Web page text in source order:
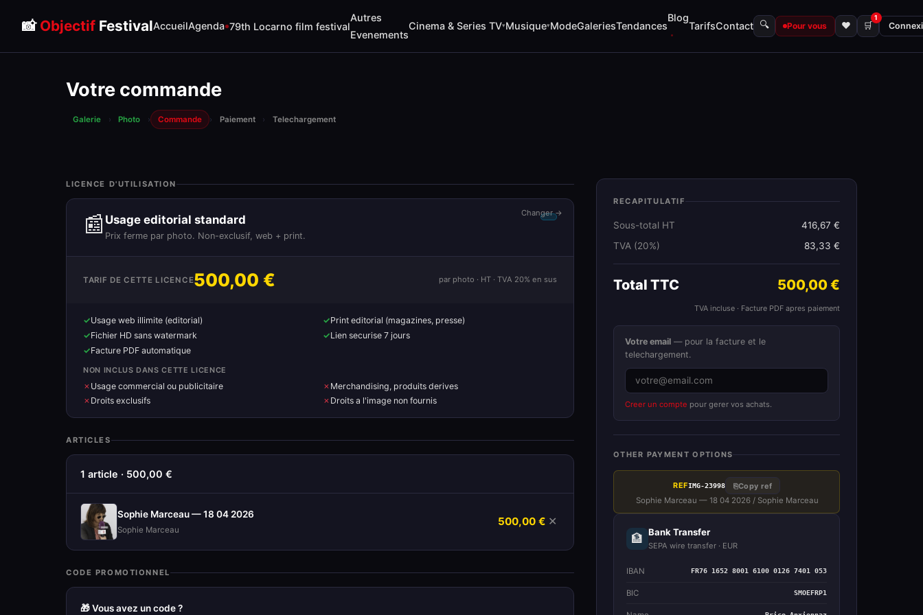
📸 Objectif FestivalAccueilAgenda 79th Locarno film festival
Autres
Evenements
Cinema & Series TV▾Musique▾ModeGaleriesTendances
Blog
TarifsContact 🔍 Pour vous ♥ 🛒
1
Votre commande
Galerie › Photo › Commande › Paiement › Telechargement
LICENCE D'UTILISATION
📰 Usage editorial standard
Prix ferme par photo. Non-exclusif, web + print.
Changer →
TARIF DE CETTE LICENCE500,00 € par photo · HT · TVA 20% en sus
Usage web illimite (editorial)
Print editorial (magazines, presse)
Fichier HD sans watermark
Lien securise 7 jours
Facture PDF automatique
NON INCLUS DANS CETTE LICENCE
Usage commercial ou publicitaire
Merchandising, produits derives
Droits exclusifs
Droits a l'image non fournis
ARTICLES
1 article · 500,00 €
Sophie Marceau — 18 04 2026
Sophie Marceau
500,00 € ✕
CODE PROMOTIONNEL
🎁 Vous avez un code ?
RECAPITULATIF
Sous-total HT
416,67 €
TVA (20%)
83,33 €
Total TTC 500,00 €
TVA incluse · Facture PDF apres paiement
Votre email — pour la facture et le
telechargement.
Creer un compte pour gerer vos achats.
OTHER PAYMENT OPTIONS
REFIMG-23998 ⎘Copy ref
Sophie Marceau — 18 04 2026 / Sophie Marceau
🏦 Bank Transfer
SEPA wire transfer · EUR
IBAN FR76 1652 8001 6100 0126 7401 053
BIC SMOEFRP1